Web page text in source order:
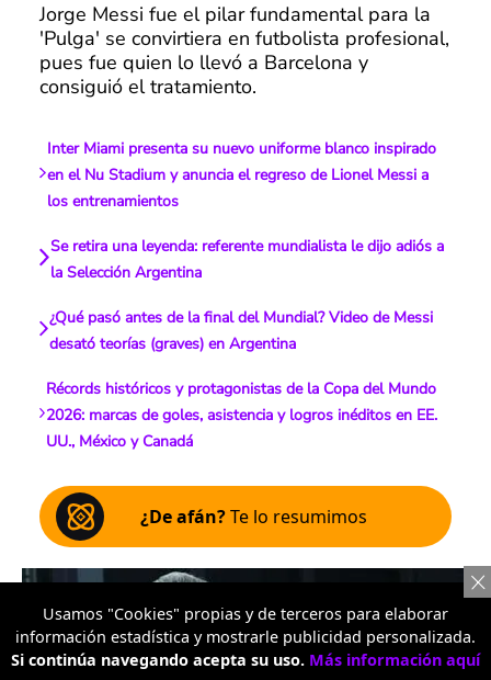
Jorge Messi fue el pilar fundamental para la
'Pulga' se convirtiera en futbolista profesional,
pues fue quien lo llevó a Barcelona y
consiguió el tratamiento.
Inter Miami presenta su nuevo uniforme blanco inspirado
en el Nu Stadium y anuncia el regreso de Lionel Messi a
los entrenamientos
Se retira una leyenda: referente mundialista le dijo adiós a
la Selección Argentina
¿Qué pasó antes de la final del Mundial? Video de Messi
desató teorías (graves) en Argentina
Récords históricos y protagonistas de la Copa del Mundo
2026: marcas de goles, asistencia y logros inéditos en EE.
UU., México y Canadá
¿De afán?Te lo resumimos
Usamos "Cookies" propias y de terceros para elaborar
información estadística y mostrarle publicidad personalizada.
Si continúa navegando acepta su uso. Más información aquí